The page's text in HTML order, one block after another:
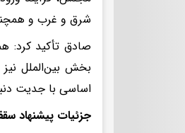
شرق و غرب و
صادق تأکید کرد:
بخش بین‌الملل
اساسی با جدیت
جزئیات پیشنهاد